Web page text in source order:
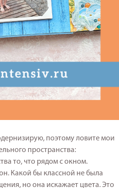
поэтому ловите мои
пространства:
то, что рядом с окном.
Какой бы классной не была
но она искажает цвета. Это